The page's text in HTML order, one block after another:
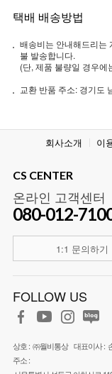
택배 배송방법
배송비는 안내해드리는
불 발송합니다.
(단, 제품 불량일 경우에
교환 반품 주소: 경기도
회사소개 이
CS CENTER
온라인 고객센터
080-012-
1:1 문의하기
FOLLOW US
상호 : ㈜월비통상 대표이사 :
주소 :